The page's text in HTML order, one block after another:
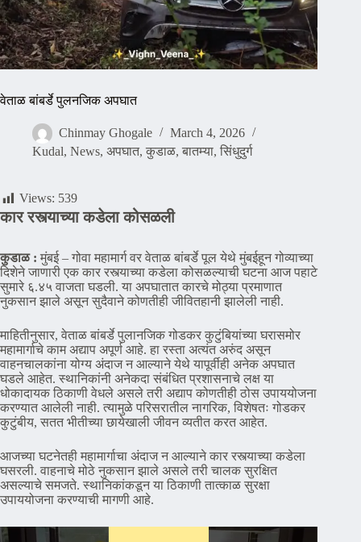
वेताळ बांबर्डे पुलनजिक अपघात
Chinmay Ghogale
March 4, 2026
Kudal, News, अपघात, कुडाळ, बातम्या, सिंधुदुर्ग
Views: 539
कार रस्त्याच्या कडेला कोसळली
कुडाळ : मुंबई – गोवा महामार्ग वर वेताळ बांबर्डे पूल येथे मुंबईहून गोव्याच्या
दिशेने जाणारी एक कार रस्त्याच्या कडेला कोसळल्याची घटना आज पहाटे
सुमारे ६.४५ वाजता घडली. या अपघातात कारचे मोठ्या प्रमाणात
नुकसान झाले असून सुदैवाने कोणतीही जीवितहानी झालेली नाही.
माहितीनुसार, वेताळ बांबर्डे पुलानजिक गोडकर कुटुंबियांच्या घरासमोर
महामार्गाचे काम अद्याप अपूर्ण आहे. हा रस्ता अत्यंत अरुंद असून
वाहनचालकांना योग्य अंदाज न आल्याने येथे यापूर्वीही अनेक अपघात
घडले आहेत. स्थानिकांनी अनेकदा संबंधित प्रशासनाचे लक्ष या
धोकादायक ठिकाणी वेधले असले तरी अद्याप कोणतीही ठोस उपाययोजना
करण्यात आलेली नाही. त्यामुळे परिसरातील नागरिक, विशेषतः गोडकर
कुटुंबीय, सतत भीतीच्या छायेखाली जीवन व्यतीत करत आहेत.
आजच्या घटनेतही महामार्गाचा अंदाज न आल्याने कार रस्त्याच्या कडेला
घसरली. वाहनाचे मोठे नुकसान झाले असले तरी चालक सुरक्षित
असल्याचे समजते. स्थानिकांकडून या ठिकाणी तात्काळ सुरक्षा
उपाययोजना करण्याची मागणी आहे.